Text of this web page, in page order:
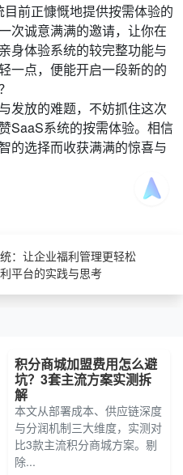
前正慷慨地提供按需体验的
次诚意满满的邀请，让你在
身体验系统的较完整功能与
一点，便能开启一段新的的
发放的难题，不妨抓住这次
SaaS系统的按需体验。相信
的选择而收获满满的惊喜与
：让企业福利管理更轻松
平台的实践与思考
积分商城加盟费用怎么避
坑？3套主流方案实测拆
解
本文从部署成本、供应链深度
与分润机制三大维度，实测对
比3款主流积分商城方案。剔
除...